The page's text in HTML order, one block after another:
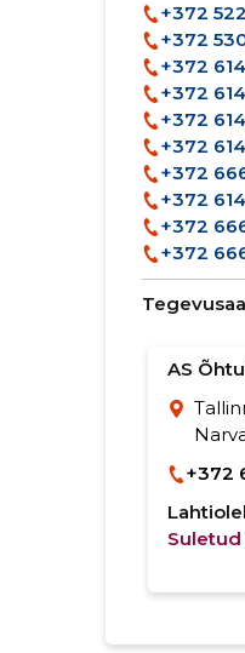
+372
+372
+372
+372
+372
+372
+372
+372
+372
+372
AS
+372
Suletud